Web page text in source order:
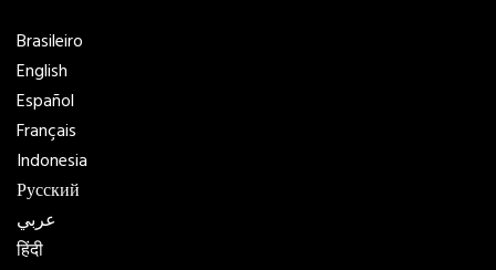
Brasileiro
English
Español
Français
Indonesia
Русский
عربي
हिंदी